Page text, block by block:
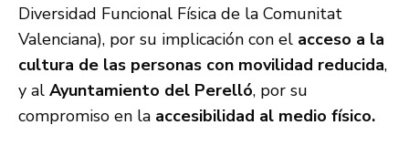
Diversidad Funcional Física de la Comunitat
Valenciana), por su implicación con el acceso a la
cultura de las personas con movilidad reducida,
y al Ayuntamiento del Perelló, por su
compromiso en la accesibilidad al medio físico.